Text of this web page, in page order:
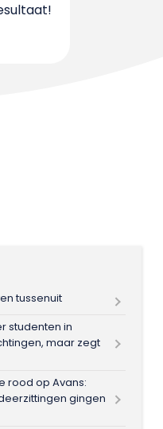
tussenuit
studenten in
maar zegt
rood op Avans:
gingen